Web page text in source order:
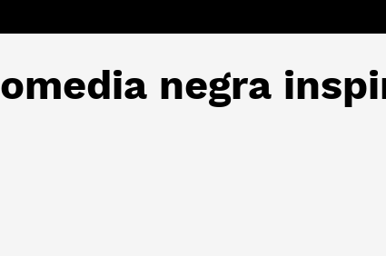
negra